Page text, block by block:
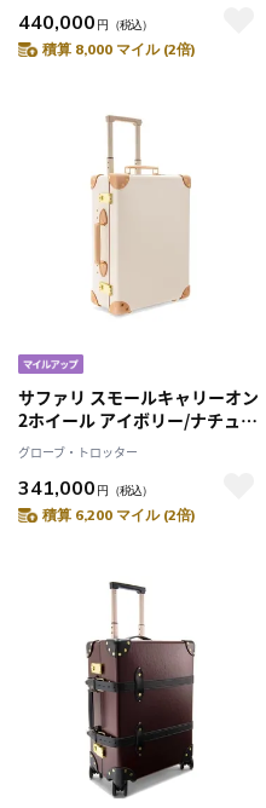
440,000 円 （税込）
積算 8,000 マイル (2倍)
サファリ スモールキャリーオン
2ホイール アイボリー/ナチュラ
ル スーツケース
グローブ・トロッター
341,000 円 （税込）
積算 6,200 マイル (2倍)